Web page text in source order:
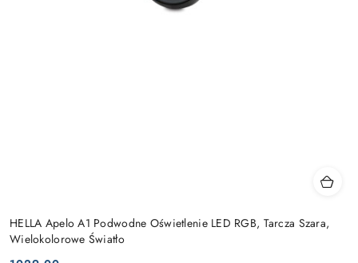
HELLA Apelo A1 Podwodne Oświetlenie LED RGB, Tarcza Szara,
Wielokolorowe Światło